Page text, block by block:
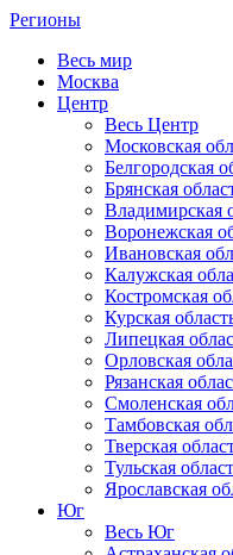
Регионы
Весь мир
Москва
Центр
Весь Центр
Московская
Белгородская
Брянская
Владимирская
Воронежская
Ивановская
Калужская
Костромская
Курская
Липецкая
Орловская
Рязанская
Смоленская
Тамбовская
Тверская
Тульская
Ярославская
Юг
Весь Юг